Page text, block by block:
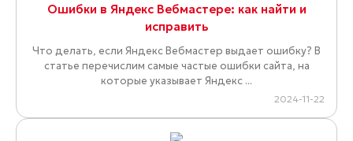
Ошибки в Яндекс Вебмастере: как найти и
исправить
Что делать, если Яндекс Вебмастер выдает ошибку? В
статье перечислим самые частые ошибки сайта, на
которые указывает Яндекс ...
2024-11-22